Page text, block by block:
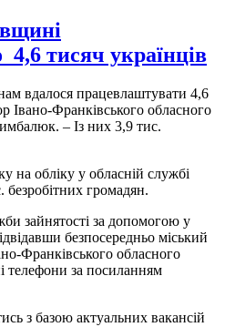
тисяч українців
вдалося працевлаштувати 4,6
Івано-Франківського обласного
– Із них 3,9 тис.
на обліку у обласній службі
безробітних громадян.
зайнятості за допомогою у
безпосередньо міський
Франківського обласного
телефони за посиланням
з базою актуальних вакансій